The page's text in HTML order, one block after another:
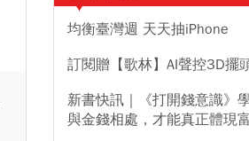
均衡臺灣週 天天抽iPhone
訂閱贈【歌林】AI聲控3D擺
新書快訊｜《打開錢意識》
與金錢相處，才能真正體現